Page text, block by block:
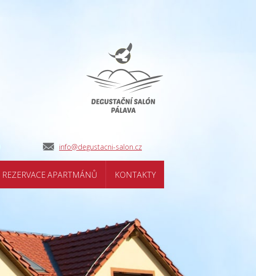
info@degustacni-salon.cz
REZERVACE APARTMÁNŮ KONTAKTY